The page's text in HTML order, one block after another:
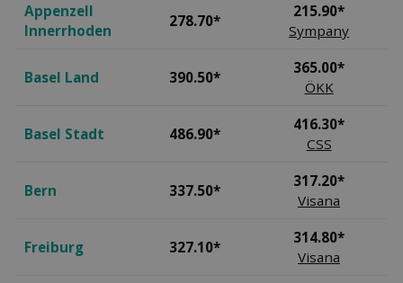
Appenzell
Innerrhoden
278.70*
215.90*
Sympany
Basel Land 390.50*
365.00*
ÖKK
Basel Stadt 486.90*
416.30*
CSS
Bern 337.50*
317.20*
Visana
Freiburg 327.10*
314.80*
Visana